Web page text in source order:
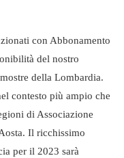
con Abbonamento
del nostro
della Lombardia.
contesto più ampio che
di Associazione
Il ricchissimo
per il 2023 sarà